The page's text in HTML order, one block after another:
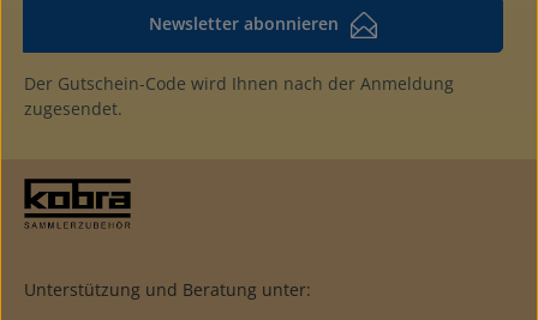
Newsletter abonnieren
Der Gutschein-Code wird Ihnen nach der Anmeldung
zugesendet.
Unterstützung und Beratung unter: